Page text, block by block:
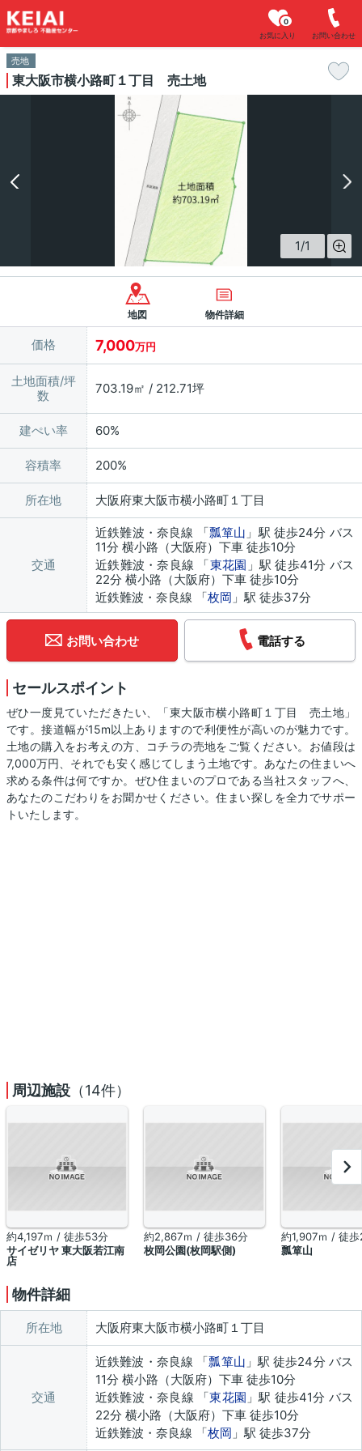
お気に入り
0
お問い合わせ
売地
東大阪市横小路町１丁目 売土地
1/1
地図 物件詳細
価格 7,000万円
土地面積/坪
数
703.19㎡ / 212.71坪
建ぺい率 60%
容積率 200%
所在地 大阪府東大阪市横小路町１丁目
交通
近鉄難波・奈良線 「瓢箪山 」駅 徒歩24分 バス
11分 横小路（大阪府）下車 徒歩10分
近鉄難波・奈良線 「東花園 」駅 徒歩41分 バス
22分 横小路（大阪府）下車 徒歩10分
近鉄難波・奈良線 「枚岡 」駅 徒歩37分
お問い合わせ 電話する
セールスポイント
ぜひ一度見ていただきたい、「東大阪市横小路町１丁目 売土地」
です。接道幅が15m以上ありますので利便性が高いのが魅力です。
土地の購入をお考えの方、コチラの売地をご覧ください。お値段は
7,000万円、それでも安く感じてしまう土地です。あなたの住まいへ
求める条件は何ですか。ぜひ住まいのプロである当社スタッフへ、
あなたのこだわりをお聞かせください。住まい探しを全力でサポー
トいたします。
周辺施設 （14件）
約4,197ｍ / 徒歩53分
サイゼリヤ 東大阪若江南
店
約2,867ｍ / 徒歩36分
枚岡公園(枚岡駅側)
約1,907ｍ / 徒
瓢箪山
物件詳細
所在地 大阪府東大阪市横小路町１丁目
交通
近鉄難波・奈良線 「瓢箪山 」駅 徒歩24分 バス
11分 横小路（大阪府）下車 徒歩10分
近鉄難波・奈良線 「東花園 」駅 徒歩41分 バス
22分 横小路（大阪府）下車 徒歩10分
近鉄難波・奈良線 「枚岡 」駅 徒歩37分